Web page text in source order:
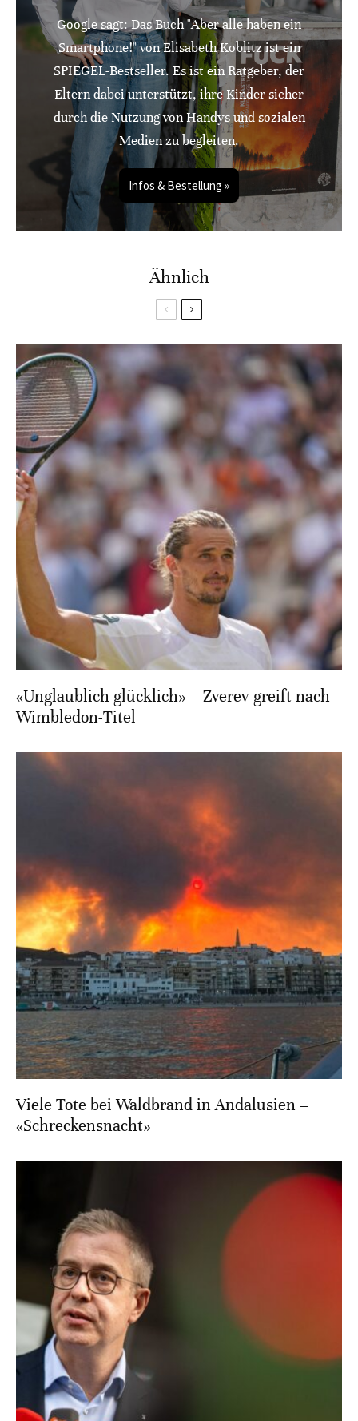
Google sagt: Das Buch "Aber alle haben ein
Smartphone!" von Elisabeth Koblitz ist ein
SPIEGEL-Bestseller. Es ist ein Ratgeber, der
Eltern dabei unterstützt, ihre Kinder sicher
durch die Nutzung von Handys und sozialen
Medien zu begleiten.
Infos & Bestellung »
Ähnlich
«Unglaublich glücklich» – Zverev greift nach
Wimbledon-Titel
Viele Tote bei Waldbrand in Andalusien –
«Schreckensnacht»